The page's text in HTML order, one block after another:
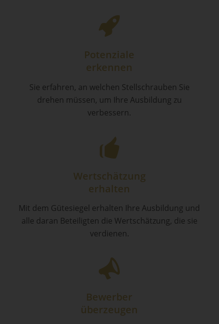
Potenziale
erkennen
Sie erfahren, an welchen Stellschrauben Sie
drehen müssen, um Ihre Ausbildung zu
verbessern.
Wertschätzung
erhalten
Mit dem Gütesiegel erhalten Ihre Ausbildung und
alle daran Beteiligten die Wertschätzung, die sie
verdienen.
Bewerber
überzeugen